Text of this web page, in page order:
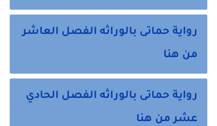
رواية حماتى بالوراثه الفصل العاشر
من هنا
رواية حماتى بالوراثه الفصل الحادي
عشر من هنا